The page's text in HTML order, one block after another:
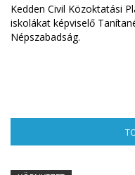
Kedden Civil Közoktatási
iskolákat képviselő
Népszabadság.